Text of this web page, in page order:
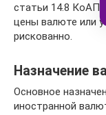
статьи 14.8 КоАП
цены валюте или
рискованно.
Назначение
Основное
иностранной